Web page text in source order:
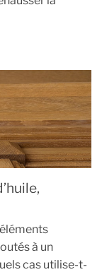
à un
cas utilise-t-